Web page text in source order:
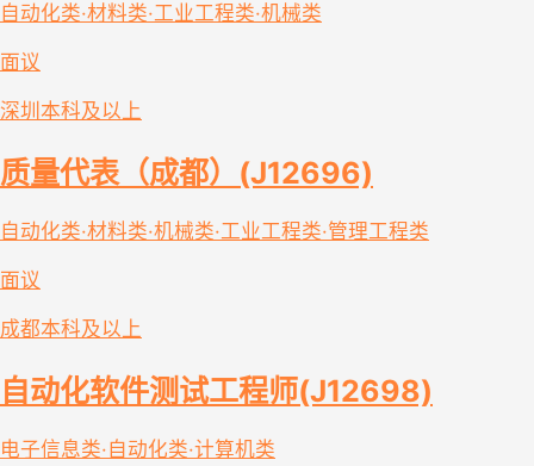
自动化类·材料类·工业工程类·机械类
面议
深圳 本科及以上
质量代表（成都）(J12696)
自动化类·材料类·机械类·工业工程类·管理工程类
面议
成都本科及以上
自动化软件测试工程师(J12698)
电子信息类·自动化类·计算机类